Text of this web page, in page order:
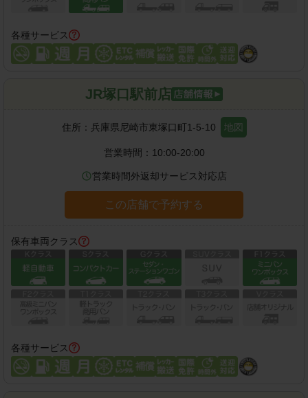
各種サービス
JR塚口駅前店
住所： 兵庫県尼崎市東塚口町1-5-10 地図
営業時間： 10:00-20:00
営業時間外返却サービス対応店
この店舗で予約する
保有車両クラス
各種サービス